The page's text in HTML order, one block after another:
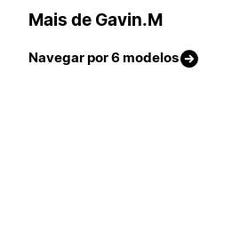
Mais de Gavin.M
Navegar por 6 modelos